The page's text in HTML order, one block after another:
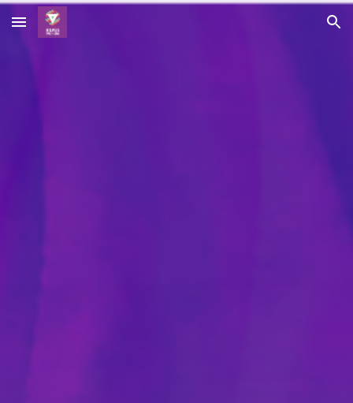
Skip to main content Skip to navigation